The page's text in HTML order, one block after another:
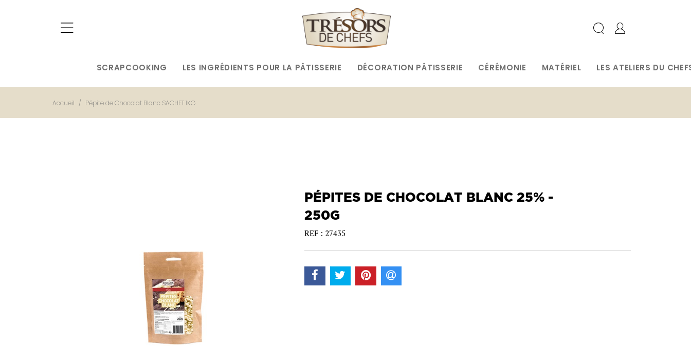
SCRAPCOOKING LES INGRÉDIENTS POUR LA PÂTISSERIE DÉCORATION PÂTISSERIE CÉRÉMONIE MATÉRIEL LES ATELIERS DU
Accueil Pépite de Chocolat Blanc SACHET 1KG
PÉPITES DE CHOCOLAT BLANC 25% -
250G
REF : 27435